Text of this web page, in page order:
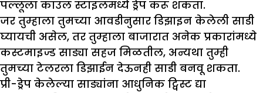
पल्लूला काउल स्टाइलमध्ये ड्रेप करू शकता.
जर तुम्हाला तुमच्या आवडीनुसार डिझाइन केलेली साडी
घ्यायची असेल, तर तुम्हाला बाजारात अनेक प्रकारांमध्ये
कस्टमाइज्ड साड्या सहज मिळतील, अन्यथा तुम्ही
तुमच्या टेलरला डिझाईन देऊनही साडी बनवू शकता.
प्री-ड्रेप केलेल्या साड्यांना आधुनिक ट्विस्ट द्या